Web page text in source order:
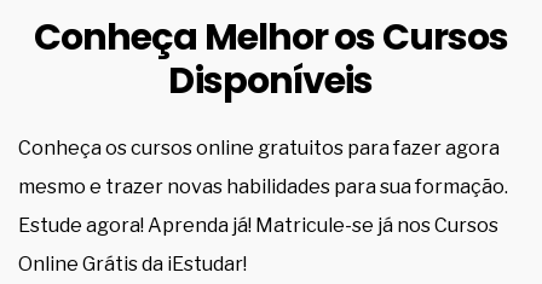
Conheça Melhor os Cursos
Disponíveis
Conheça os cursos online gratuitos para fazer agora
mesmo e trazer novas habilidades para sua formação.
Estude agora! Aprenda já! Matricule-se já nos Cursos
Online Grátis da iEstudar!